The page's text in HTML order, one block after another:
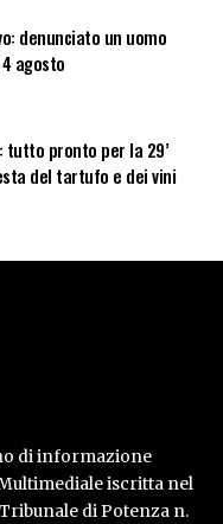
denunciato un uomo
agosto
tutto pronto per la 29’
del tartufo e dei vini
di informazione
iscritta nel
di Potenza n.